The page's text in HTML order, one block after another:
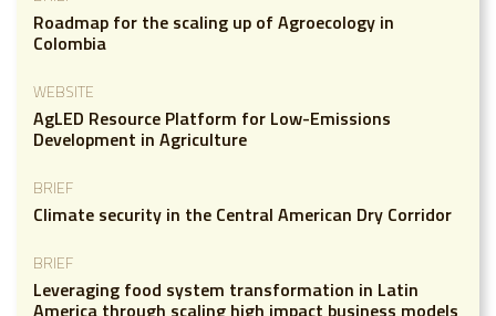
Roadmap for the scaling up of Agroecology in
Colombia
WEBSITE
AgLED Resource Platform for Low-Emissions
Development in Agriculture
BRIEF
Climate security in the Central American Dry Corridor
BRIEF
Leveraging food system transformation in Latin
America through scaling high impact business models